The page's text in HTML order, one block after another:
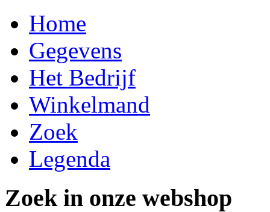
Home
Gegevens
Het Bedrijf
Winkelmand
Zoek
Legenda
Zoek in onze webshop